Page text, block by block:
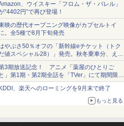
、ウイスキー「フロム・ザ・バレル」
“4402円”で再び登場！
映の歴代オープニング映像がカプセルトイ
。全5種で8月下旬発売
やぶさ50％オフの「新幹線eチケット（トク
値スペシャル28）」発売。秋冬乗車分、えき
っと限定
3期放送記念！ アニメ「薬屋のひとりご
」第1期・第2期全話を「TVer」にて期間限定
順次無料配信開始
、楽天へのローミングを9月末で終了
もっと見る